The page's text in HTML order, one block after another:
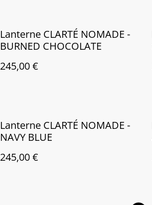
Lanterne CLARTÉ NOMADE -
BURNED CHOCOLATE
245,00 €
Lanterne CLARTÉ NOMADE -
NAVY BLUE
245,00 €